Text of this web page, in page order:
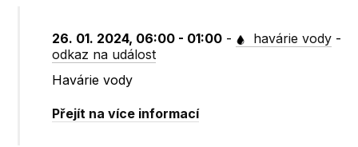
26. 01. 2024, 06:00 - 01:00 - havárie vody -
odkaz na událost
Havárie vody
Přejít na více informací